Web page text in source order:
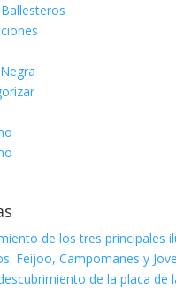
de los tres principales
Feijoo, Campomanes y
de la placa de